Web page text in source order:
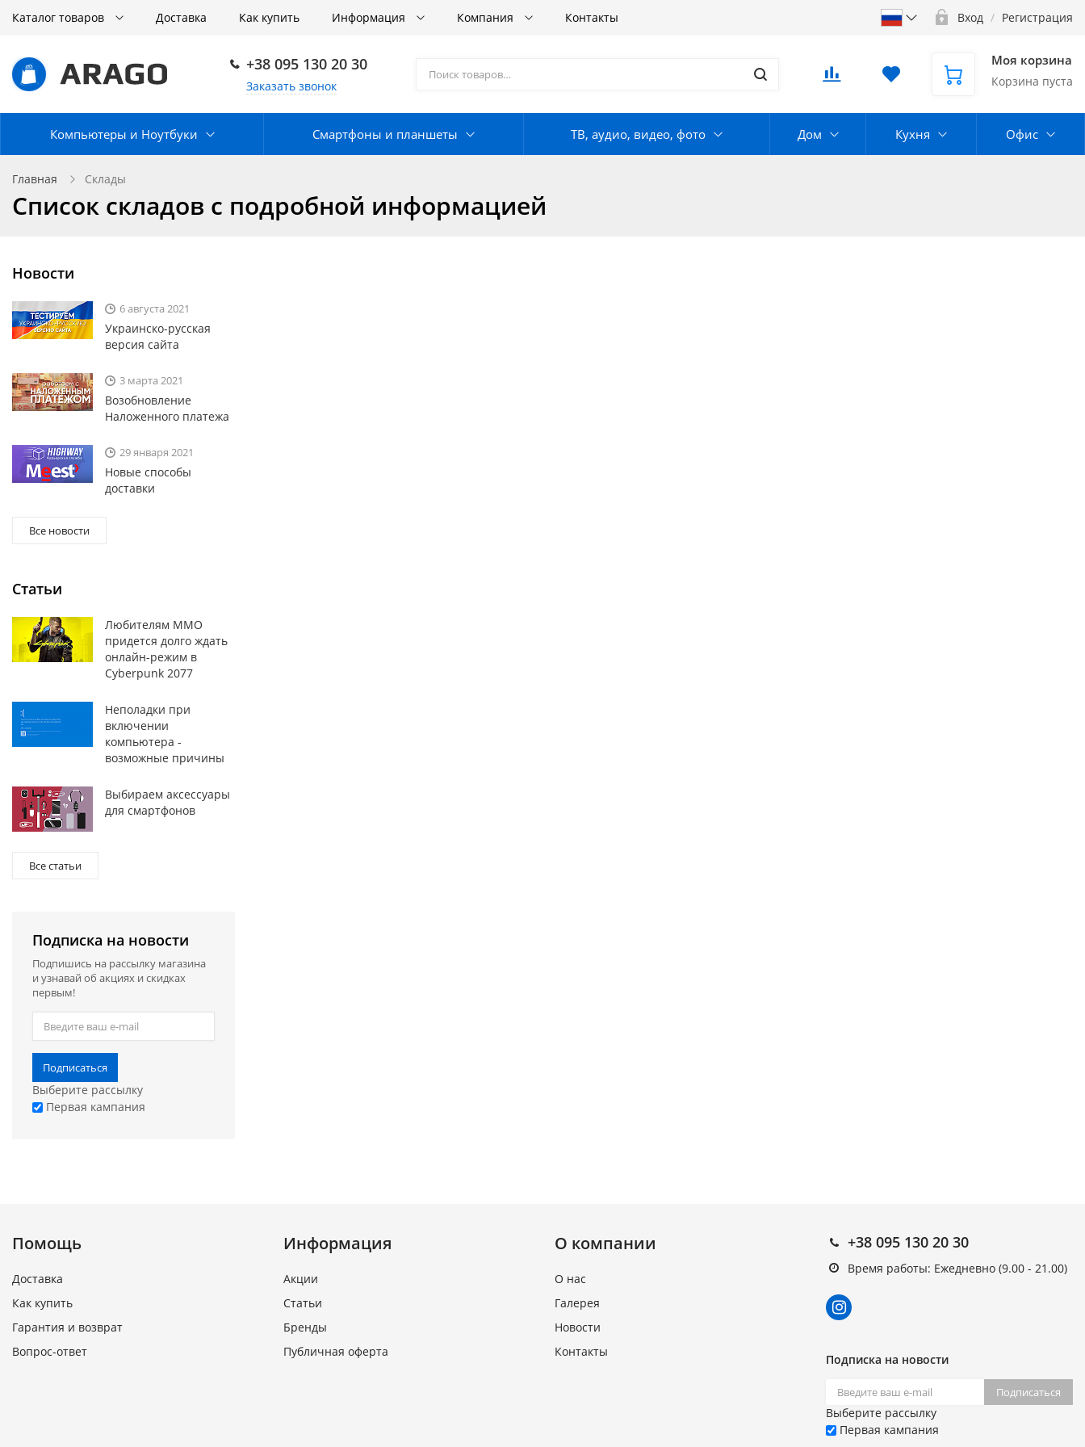
Каталог товаров Доставка Как купить Информация Компания Контакты Вход / Регистрация
+38 095 130 20 30
Заказать звонок
Моя корзина
Корзина пуста
Компьютеры и Ноутбуки Смартфоны и планшеты ТВ, аудио, видео, фото Дом Кухня Офис
Главная Склады
Список складов с подробной информацией
Новости
6 августа 2021
Украинско-русская
версия сайта
3 марта 2021
Возобновление
Наложенного платежа
29 января 2021
Новые способы
доставки
Все новости
Статьи
Любителям MMO
придется долго ждать
онлайн-режим в
Cyberpunk 2077
Неполадки при
включении
компьютера -
возможные причины
Выбираем аксессуары
для смартфонов
Все статьи
Подписка на новости
Подпишись на рассылку магазина
и узнавай об акциях и скидках
первым!
Подписаться
Выберите рассылку
Первая кампания
Помощь
Доставка
Как купить
Гарантия и возврат
Вопрос-ответ
Информация
Акции
Статьи
Бренды
Публичная оферта
О компании
О нас
Галерея
Новости
Контакты
+38 095 130 20 30
Время работы: Ежедневно (9.00 - 21.00)
Подписка на новости
Подписаться
Выберите рассылку
Первая кампания